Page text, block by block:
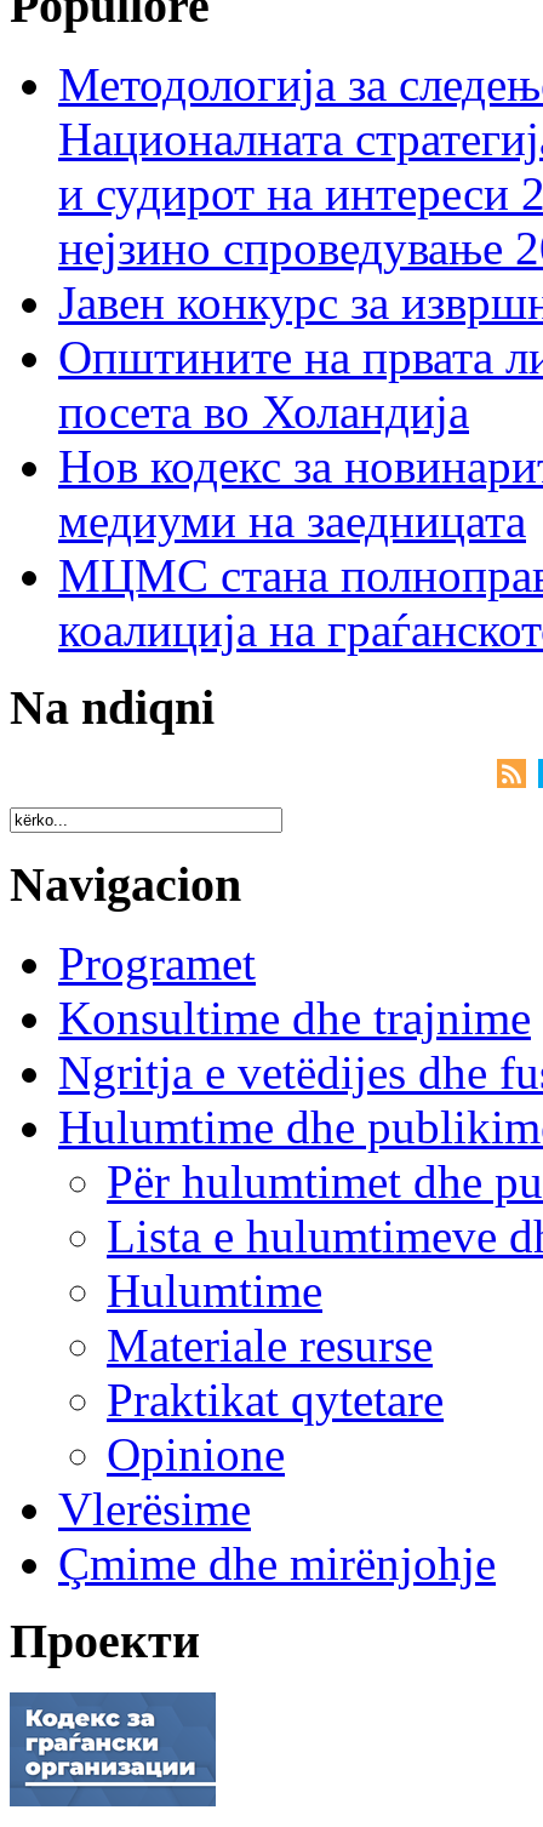
Методологија за
Националната
и судирот на интереси
нејзино спроведување
Јавен конкурс за
Општините на првата
посета во Холандија
Нов кодекс за
медиуми на заедницата
МЦМС стана
коалиција на
Na ndiqni
Navigacion
Programet
Konsultime dhe trajnime
Ngritja e vetëdijes dhe
Hulumtime dhe
Për hulumtimet dhe
Lista e hulumtimeve
Hulumtime
Materiale resurse
Praktikat qytetare
Opinione
Vlerësime
Çmime dhe mirënjohje
Проекти